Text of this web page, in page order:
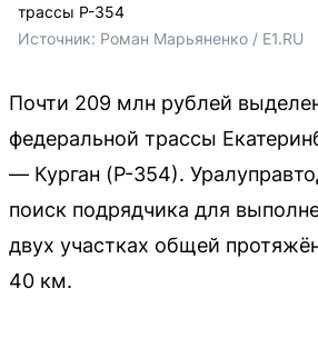
трассы Р-354
Источник: Роман Марьяненко / E1.RU
Почти 209 млн рублей
федеральной трассы
— Курган (Р-354).
поиск подрядчика для
двух участках общей
40 км.